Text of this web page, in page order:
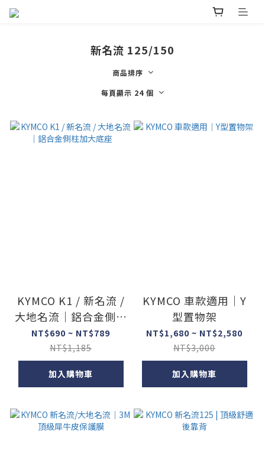
新名流 125/150
商品排序
每頁顯示 24 個
KYMCO K1 / 新名流 /
大地名流｜鋁合金側柱
加大底座
NT$690 ~ NT$789
NT$1,185
加入購物車
KYMCO 車款適用｜Y
型置物架
NT$1,680 ~ NT$2,580
NT$3,000
加入購物車